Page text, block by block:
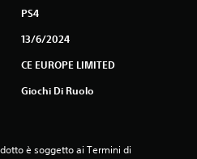
PS4
13/6/2024
CE EUROPE LIMITED
Giochi Di Ruolo
è soggetto ai Termini di